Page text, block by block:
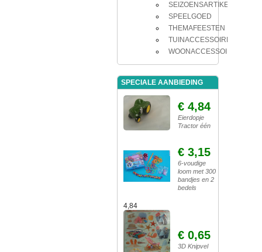
SEIZOENSARTIKELEN
SPEELGOED
THEMAFEESTEN
TUINACCESSOIRES
WOONACCESSOIRES
SPECIALE AANBIEDING
€ 4,84
Eierdopje
Tractor één
€ 3,15
6-voudige
loom met 300
bandjes en 2
bedels
4,84
€ 0,65
3D Knipvel